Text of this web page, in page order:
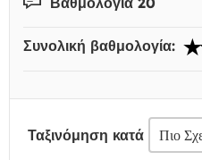
Συνολική βαθμολογία:
Ταξινόμηση κατά